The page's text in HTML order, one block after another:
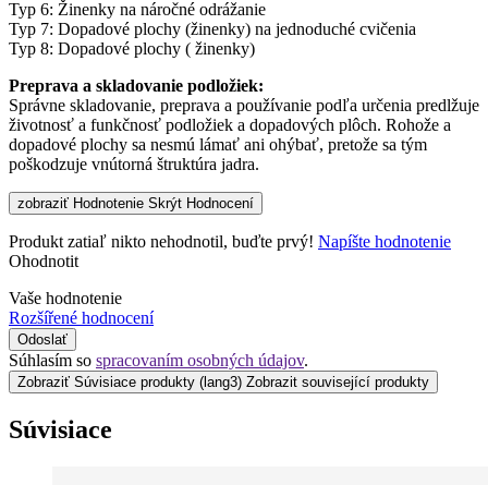
Typ 6: Žinenky na náročné odrážanie
Typ 7: Dopadové plochy (žinenky) na jednoduché cvičenia
Typ 8: Dopadové plochy ( žinenky)
Preprava a skladovanie podložiek:
Správne skladovanie, preprava a používanie podľa určenia predlžuje
životnosť a funkčnosť podložiek a dopadových plôch. Rohože a
dopadové plochy sa nesmú lámať ani ohýbať, pretože sa tým
poškodzuje vnútorná štruktúra jadra.
zobraziť Hodnotenie Skrýt Hodnocení
Produkt zatiaľ nikto nehodnotil, buďte prvý! Napíšte hodnotenie
Ohodnotit
Vaše hodnotenie
Rozšířené hodnocení
Odoslať
Súhlasím so spracovaním osobných údajov.
Zobraziť Súvisiace produkty (lang3) Zobrazit související produkty
Súvisiace